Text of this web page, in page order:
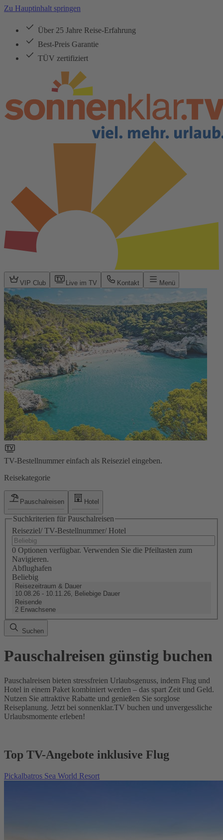
Zu Hauptinhalt springen
Über 25 Jahre Reise-Erfahrung
Best-Preis Garantie
TÜV zertifiziert
VIP Club Live im TV Kontakt Menü
TV-Bestellnummer einfach als Reiseziel eingeben.
Reisekategorie
Pauschalreisen Hotel
Suchkriterien für Pauschalreisen
Reiseziel/ TV-Bestellnummer/ Hotel
0 Optionen verfügbar. Verwenden Sie die Pfeiltasten zum
Navigieren.
Abflughafen
Beliebig
Reisezeitraum & Dauer
10.08.26 - 10.11.26, Beliebige Dauer
Reisende
2 Erwachsene
Suchen
Pauschalreisen günstig buchen
Pauschalreisen bieten stressfreien Urlaubsgenuss, indem Flug und
Hotel in einem Paket kombiniert werden – das spart Zeit und Geld.
Nutzen Sie attraktive Rabatte und genießen Sie sorglose
Reiseplanung. Jetzt bei sonnenklar.TV buchen und unvergessliche
Urlaubsmomente erleben!
Top TV-Angebote inklusive Flug
Pickalbatros Sea World Resort